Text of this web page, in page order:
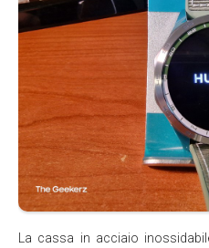
La cassa in acciaio